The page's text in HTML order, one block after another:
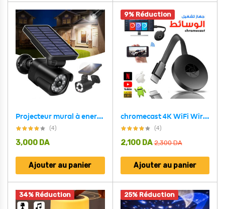
Projecteur mural à energie solaire en forme de camera Avec Détecteur De Mouvement et détecteur jour/nuit
(4)
3,000 DA
Ajouter au panier
9% Réduction
chromecast 4K WiFi Wireless Display Dongle TV Stick TV Stick Media Video Streamer HD
(4)
2,300DA
2,100 DA
Ajouter au panier
34% Réduction 25% Réduction